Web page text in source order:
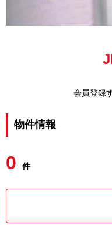
会員登録
物件情報
0 件